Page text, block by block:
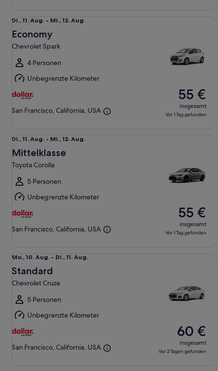
Di.,
11.
Aug.
bis
Mi.,
12.
Aug.
Di., 11. Aug. - Mi., 12. Aug.
Economy
Chevrolet Spark
4 Personen
Unbegrenzte Kilometer
San Francisco, California, USA
55 €
insgesamt
Vor 1 Tag gefunden
Di.,
11.
Aug.
bis
Mi.,
12.
Aug.
Di., 11. Aug. - Mi., 12. Aug.
Mittelklasse
Toyota Corolla
5 Personen
Unbegrenzte Kilometer
San Francisco, California, USA
55 €
insgesamt
Vor 1 Tag gefunden
Mo.,
10.
Aug.
bis
Di.,
11.
Aug.
Mo., 10. Aug. - Di., 11. Aug.
Standard
Chevrolet Cruze
5 Personen
Unbegrenzte Kilometer
San Francisco, California, USA
60 €
insgesamt
Vor 2 Tagen gefunden